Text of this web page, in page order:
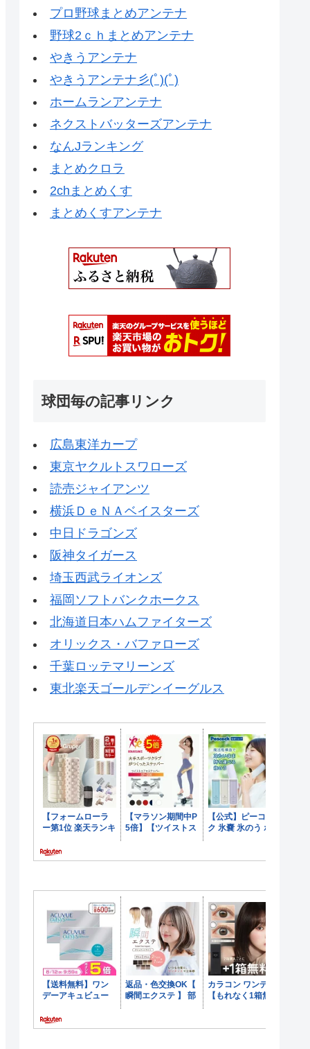
プロ野球まとめアンテナ
野球2ｃｈまとめアンテナ
やきうアンテナ
やきうアンテナ彡(ﾟ)(ﾟ)
ホームランアンテナ
ネクストバッターズアンテナ
なんJランキング
まとめクロラ
2chまとめくす
まとめくすアンテナ
球団毎の記事リンク
広島東洋カープ
東京ヤクルトスワローズ
読売ジャイアンツ
横浜ＤｅＮＡベイスターズ
中日ドラゴンズ
阪神タイガース
埼玉西武ライオンズ
福岡ソフトバンクホークス
北海道日本ハムファイターズ
オリックス・バファローズ
千葉ロッテマリーンズ
東北楽天ゴールデンイーグルス